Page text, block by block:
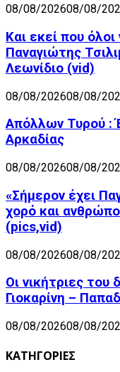
08/08/202608/08/
Και εκεί που
Παναγιώτης
Λεωνίδιο (vid)
08/08/202608/08/
Απόλλων Τυρού :
Αρκαδίας
08/08/202608/08/
«Σήμερον έχει
χορό και
(pics,vid)
08/08/202608/08/
Οι νικήτριες του
Γιοκαρίνη –
08/08/202608/08/
ΚΑΤΗΓΟΡΙΕΣ